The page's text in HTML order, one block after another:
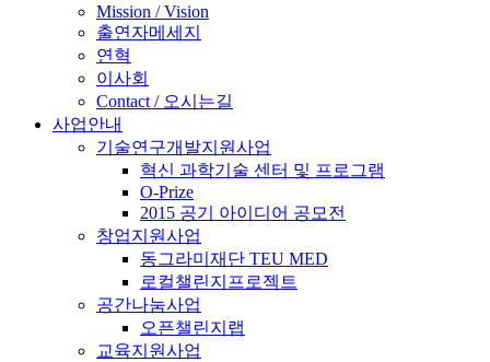
Mission / Vision
출연자메세지
연혁
이사회
Contact / 오시는길
사업안내
기술연구개발지원사업
혁신 과학기술 센터 및 프로그램
O-Prize
2015 공기 아이디어 공모전
창업지원사업
동그라미재단 TEU MED
로컬챌린지프로젝트
공간나눔사업
오픈챌린지랩
교육지원사업